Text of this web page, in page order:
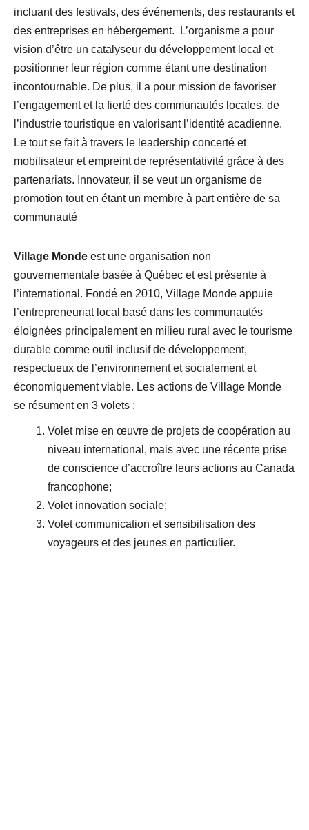
incluant des festivals, des événements, des restaurants et
des entreprises en hébergement. L’organisme a pour
vision d’être un catalyseur du développement local et
positionner leur région comme étant une destination
incontournable. De plus, il a pour mission de favoriser
l’engagement et la fierté des communautés locales, de
l’industrie touristique en valorisant l’identité acadienne.
Le tout se fait à travers le leadership concerté et
mobilisateur et empreint de représentativité grâce à des
partenariats. Innovateur, il se veut un organisme de
promotion tout en étant un membre à part entière de sa
communauté
Village Monde est une organisation non
gouvernementale basée à Québec et est présente à
l’international. Fondé en 2010, Village Monde appuie
l’entrepreneuriat local basé dans les communautés
éloignées principalement en milieu rural avec le tourisme
durable comme outil inclusif de développement,
respectueux de l’environnement et socialement et
économiquement viable. Les actions de Village Monde
se résument en 3 volets :
Volet mise en œuvre de projets de coopération au
niveau international, mais avec une récente prise
de conscience d’accroître leurs actions au Canada
francophone;
Volet innovation sociale;
Volet communication et sensibilisation des
voyageurs et des jeunes en particulier.